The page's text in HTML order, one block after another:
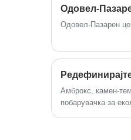
ефикасност на
Одовел-
Одовел-Пазарен
Амброкс, камен-
побарувачка за